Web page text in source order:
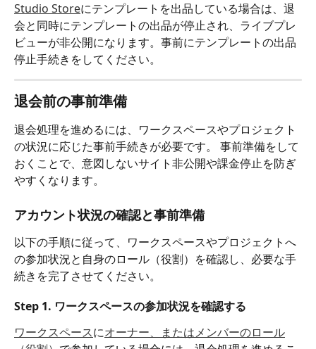
Studio Storeにテンプレートを出品している場合は、退
会と同時にテンプレートの出品が停止され、ライブプレ
ビューが非公開になります。事前にテンプレートの出品
停止手続きをしてください。
退会前の事前準備
退会処理を進めるには、ワークスペースやプロジェクト
の状況に応じた事前手続きが必要です。 事前準備をして
おくことで、意図しないサイト非公開や課金停止を防ぎ
やすくなります。​
アカウント状況の確認と事前準備
以下の手順に従って、ワークスペースやプロジェクトへ
の参加状況と自身のロール（役割）を確認し、必要な手
続きを完了させてください。
Step 1. ワークスペースの参加状況を確認する
ワークスペースにオーナー、またはメンバーのロール